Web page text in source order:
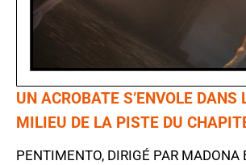
UN ACROBATE S’ENVOLE DANS
MILIEU DE LA PISTE DU
PENTIMENTO, DIRIGÉ PAR MADONA